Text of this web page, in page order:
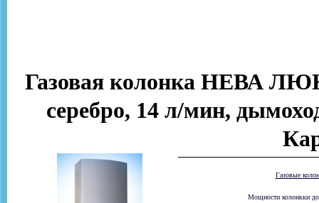
Газовая колонка НЕВА
серебро, 14 л/мин,
Газовые
Мощности колонкки